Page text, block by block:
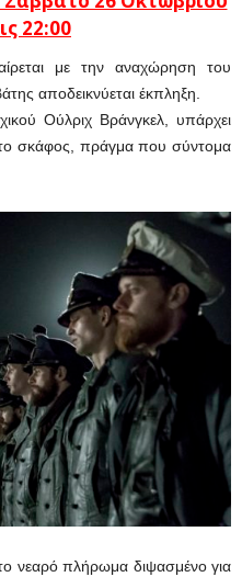
22:00
με την αναχώρηση του
αποδεικνύεται έκπληξη.
Ούλριχ Βράνγκελ, υπάρχει
σκάφος, πράγμα που σύντομα
νεαρό πλήρωμα διψασμένο για